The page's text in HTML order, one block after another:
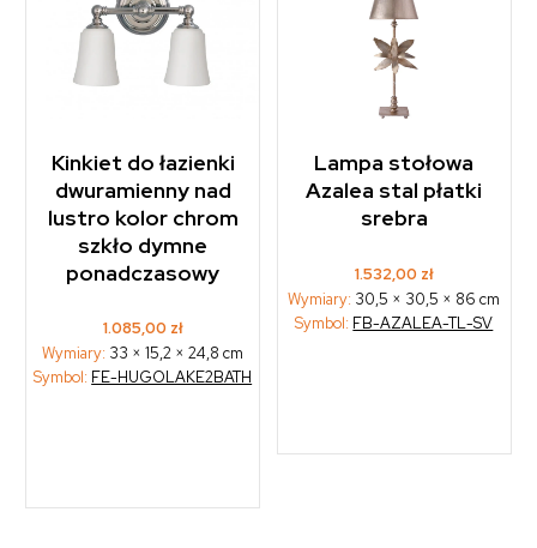
Kinkiet do łazienki
dwuramienny nad
lustro kolor chrom
szkło dymne
ponadczasowy
1.085,00 zł
Wymiary: 33 × 15,2 × 24,8 cm
Symbol: FE-HUGOLAKE2BATH
Lampa stołowa
Azalea stal płatki
srebra
1.532,00 zł
Wymiary: 30,5 × 30,5 × 86 cm
Symbol: FB-AZALEA-TL-SV